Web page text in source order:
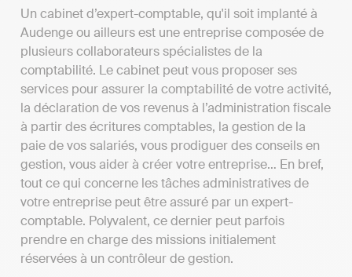
Un cabinet d’expert-comptable, qu'il soit implanté à
Audenge ou ailleurs est une entreprise composée de
plusieurs collaborateurs spécialistes de la
comptabilité. Le cabinet peut vous proposer ses
services pour assurer la comptabilité de votre activité,
la déclaration de vos revenus à l’administration fiscale
à partir des écritures comptables, la gestion de la
paie de vos salariés, vous prodiguer des conseils en
gestion, vous aider à créer votre entreprise… En bref,
tout ce qui concerne les tâches administratives de
votre entreprise peut être assuré par un expert-
comptable. Polyvalent, ce dernier peut parfois
prendre en charge des missions initialement
réservées à un contrôleur de gestion.